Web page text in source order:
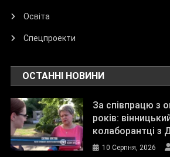
Освіта
Спецпроекти
ОСТАННІ НОВИНИ
За співпрацю з
років:
колаборантці з
10 Серпня, 2026